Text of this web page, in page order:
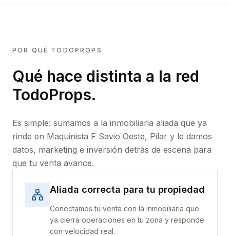
POR QUÉ TODOPROPS
Qué hace distinta a la red
TodoProps.
Es simple: sumamos a la inmobiliaria aliada que ya
rinde en Maquinista F Savio Oeste, Pilar y le damos
datos, marketing e inversión detrás de escena para
que tu venta avance.
Aliada correcta para tu propiedad
Conectamos tu venta con la inmobiliaria que
ya cierra operaciones en tu zona y responde
con velocidad real.